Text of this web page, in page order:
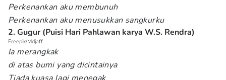
Perkenankan aku membunuh
Perkenankan aku menusukkan sangkurku
2. Gugur (Puisi Hari Pahlawan karya W.S. Rendra)
Freepik/Mdjaff
Ia merangkak
di atas bumi yang dicintainya